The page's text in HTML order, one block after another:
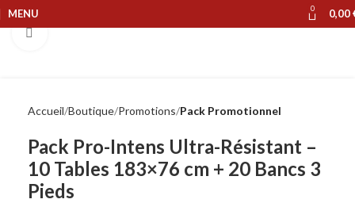
MENU 0 0,00
Accueil Boutique Promotions Pack Promotionnel
Pack Pro-Intens Ultra-Résistant –
10 Tables 183×76 cm + 20 Bancs 3
Pieds